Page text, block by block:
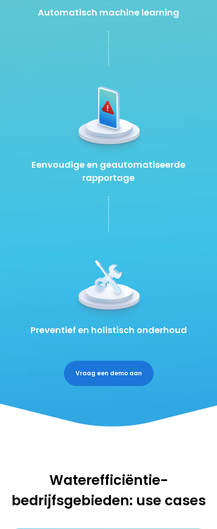
Automatisch machine learning
Eenvoudige en geautomatiseerde
rapportage
Preventief en holistisch onderhoud
Vraag een demo aan
Waterefficiëntie-
bedrijfsgebieden: use cases